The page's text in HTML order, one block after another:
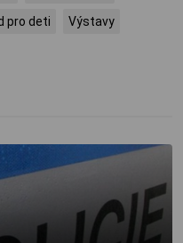
pro deti Výstavy